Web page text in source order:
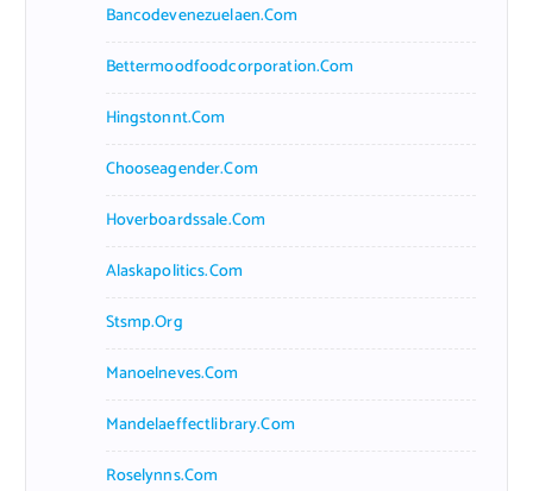
Bancodevenezuelaen.com
Bettermoodfoodcorporation.com
Hingstonnt.com
Chooseagender.com
Hoverboardssale.com
Alaskapolitics.com
Stsmp.org
Manoelneves.com
Mandelaeffectlibrary.com
Roselynns.com